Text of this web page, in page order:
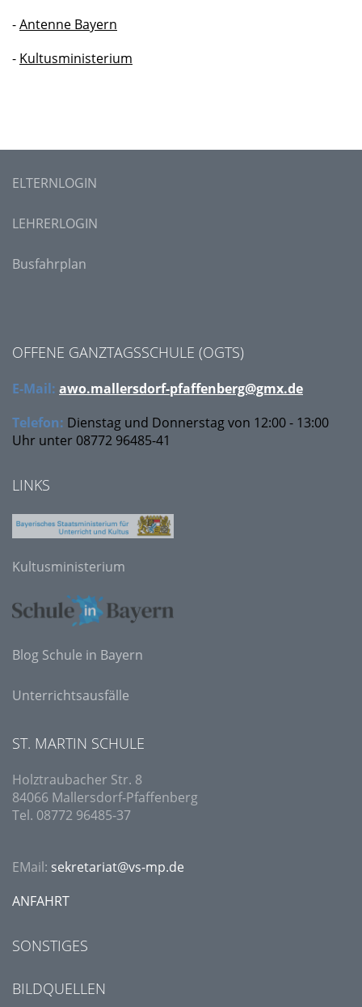
-Antenne Bayern
- Kultusministerium
ELTERNLOGIN
LEHRERLOGIN
Busfahrplan
OFFENE GANZTAGSSCHULE (OGTS)
E-Mail: awo.mallersdorf-pfaffenberg@gmx.de
Telefon: Dienstag und Donnerstag von 12:00 - 13:00
Uhr unter 08772 96485-41
LINKS
Kultusministerium
Blog Schule in Bayern
Unterrichtsausfälle
ST. MARTIN SCHULE
Holztraubacher Str. 8
84066 Mallersdorf-Pfaffenberg
Tel. 08772 96485-37
EMail: sekretariat@vs-mp.de
ANFAHRT
SONSTIGES
BILDQUELLEN